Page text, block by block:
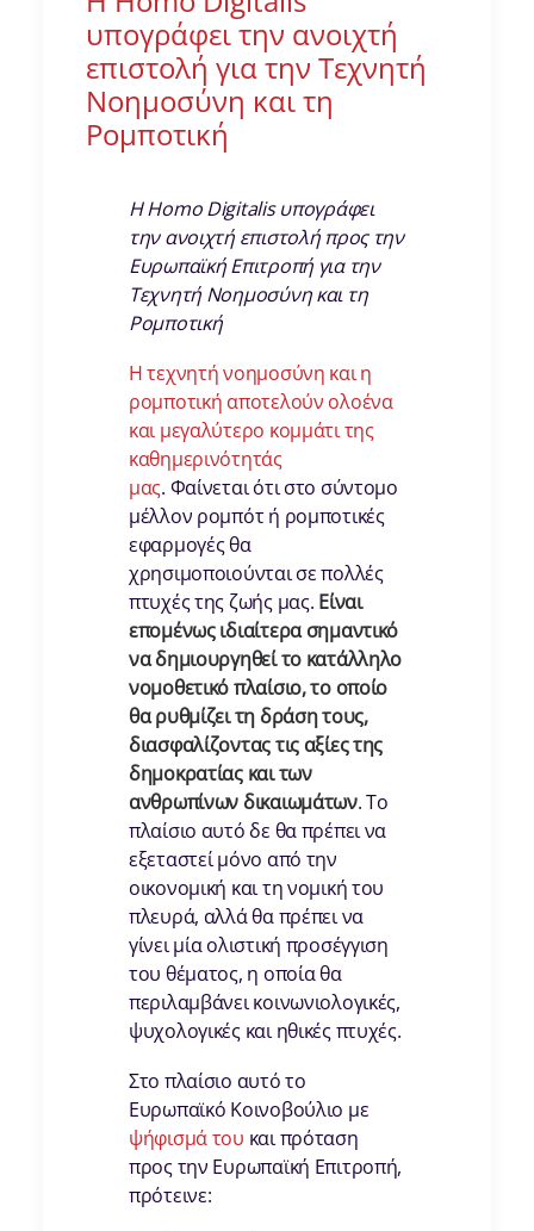
υπογράφει την ανοιχτή
επιστολή για την Τεχνητή
Νοημοσύνη και τη
Ρομποτική
Η Homo Digitalis υπογράφει
την ανοιχτή επιστολή προς την
Ευρωπαϊκή Επιτροπή για την
Τεχνητή Νοημοσύνη και τη
Ρομποτική
Η τεχνητή νοημοσύνη και η
ρομποτική αποτελούν ολοένα
και μεγαλύτερο κομμάτι της
καθημερινότητάς
μας. Φαίνεται ότι στο σύντομο
μέλλον ρομπότ ή ρομποτικές
εφαρμογές θα
χρησιμοποιούνται σε πολλές
πτυχές της ζωής μας. Είναι
επομένως ιδιαίτερα σημαντικό
να δημιουργηθεί το κατάλληλο
νομοθετικό πλαίσιο, το οποίο
θα ρυθμίζει τη δράση τους,
διασφαλίζοντας τις αξίες της
δημοκρατίας και των
ανθρωπίνων δικαιωμάτων. Το
πλαίσιο αυτό δε θα πρέπει να
εξεταστεί μόνο από την
οικονομική και τη νομική του
πλευρά, αλλά θα πρέπει να
γίνει μία ολιστική προσέγγιση
του θέματος, η οποία θα
περιλαμβάνει κοινωνιολογικές,
ψυχολογικές και ηθικές πτυχές.
Στο πλαίσιο αυτό το
Ευρωπαϊκό Κοινοβούλιο με
ψήφισμά του και πρόταση
προς την Ευρωπαϊκή Επιτροπή,
πρότεινε: